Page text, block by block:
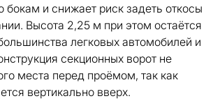
бокам и снижает риск задеть откосы
Высота 2,25 м при этом остаётся
легковых автомобилей и
секционных ворот не
места перед проёмом, так как
вертикально вверх.